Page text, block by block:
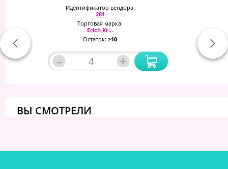
Идентификатор вендора:
281
Торговая марка:
Erich Kr...
Остаток: >10
– +
ВЫ СМОТРЕЛИ